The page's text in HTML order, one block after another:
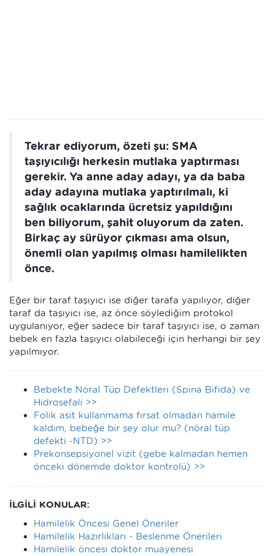
Tekrar ediyorum, özeti şu: SMA
taşıyıcılığı herkesin mutlaka yaptırması
gerekir. Ya anne aday adayı, ya da baba
aday adayına mutlaka yaptırılmalı, ki
sağlık ocaklarında ücretsiz yapıldığını
ben biliyorum, şahit oluyorum da zaten.
Birkaç ay sürüyor çıkması ama olsun,
önemli olan yapılmış olması hamilelikten
önce.
Eğer bir taraf taşıyıcı ise diğer tarafa yapılıyor, diğer
taraf da taşıyıcı ise, az önce söylediğim protokol
uygulanıyor, eğer sadece bir taraf taşıyıcı ise, o zaman
bebek en fazla taşıyıcı olabileceği için herhangi bir şey
yapılmıyor.
Bebekte Nöral Tüp Defektleri (Spina Bifida) ve
Hidrosefali >>
Folik asit kullanmama fırsat olmadan hamile
kaldım, bebeğe bir şey olur mu? (nöral tüp
defekti -NTD) >>
Prekonsepsiyonel vizit (gebe kalmadan hemen
önceki dönemde doktor kontrolü) >>
İLGİLİ KONULAR:
Hamilelik Öncesi Genel Öneriler
Hamilelik Hazırlıkları - Beslenme Önerileri
Hamilelik öncesi doktor muayenesi